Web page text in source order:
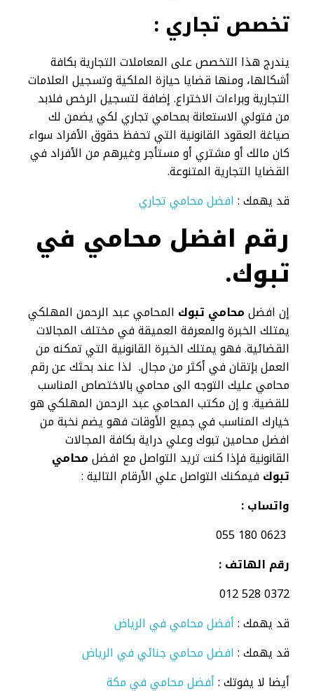
تخصص تجاري :
يندرج هذا التخصص على المعاملات التجارية بكافة
أشكالها، ومنها قضايا حيازة الملكية وتسجيل العلامات
التجارية وبراءات الاختراع. إضافة لتسجيل الرخص فلابد
من فتولي الاستعانة بمحامي تجاري لكي يضمن لك
صياغة العقود القانونية التي تحفظ حقوق الأفراد سواء
كان مالك أو مشتري أو مستأجر وغيرهم من الأفراد في
القضايا التجارية المتنوعة.
قد يهمك :افضل محامي تجاري
رقم افضل محامي في
تبوك.
إن افضلمحامي تبوك المحامي عبد الرحمن المهلكي
يمتلك الخبرة والمعرفة العميقة في مختلف المجالات
القضائية. فهو يمتلك الخبرة القانونية التي تمكنه من
العمل بإتقان في أكثر من مجال. لذا عند بحثك عن رقم
محامي عليك التوجه الى محامي بالاختصاص المناسب
للقضية. و إن مكتب المحامي عبد الرحمن المهلكي هو
خيارك المناسب في جميع الأوقات فهو يضم نخبة من
افضل محامين تبوك وعلي دراية بكافة المجالات
القانونية فإذا كنت تريد التواصل مع افضلمحامي
تبوكفيمكنك التواصل علي الأرقام التالية :
واتساب:
رقم الهاتف:
0372 528 012
قد يهمك :أفضل محامي في الرياض
قد يهمك :افضل محامي جنائي في الرياض
أيضا لا يفوتك :أفضل محامي في مكة